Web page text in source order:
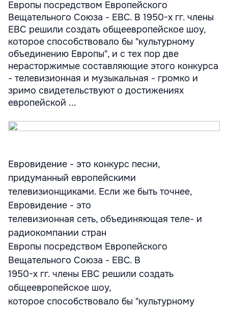
Европы посредством Европейского
Вещательного Союза - ЕВС. В 1950-х гг. члены
ЕВС решили создать общеевропейское шоу,
которое способствовало бы "культурному
объединению Европы", и с тех пор две
нерасторжимые составляющие этого конкурса
- телевизионная и музыкальная - громко и
зримо свидетельствуют о достижениях
европейской ...
Евровидение - это конкурс песни,
придуманный европейскими
телевизионщиками. Если же быть точнее,
Евровидение - это
телевизионная сеть, объединяющая теле- и
радиокомпании стран
Европы посредством Европейского
Вещательного Союза - ЕВС. В
1950-х гг. члены ЕВС решили создать
общеевропейское шоу,
которое способствовало бы "культурному